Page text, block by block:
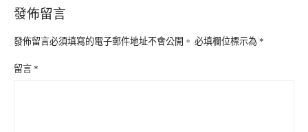
發佈留言
發佈留言必須填寫的電子郵件地址不會公開。 必填欄位標示為 *
留言 *